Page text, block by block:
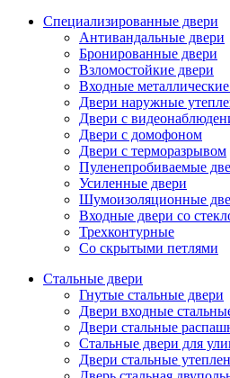
Специализированные двери
Антивандальные двери
Бронированные двери
Взломостойкие двери
Входные
Двери наружные
Двери с
Двери с домофоном
Двери с терморазрывом
Пуленепробиваемые
Усиленные двери
Шумоизоляционные
Входные двери со
Трехконтурные
Со скрытыми петлями
Стальные двери
Гнутые стальные двери
Двери входные
Двери стальные
Стальные двери для
Двери стальные